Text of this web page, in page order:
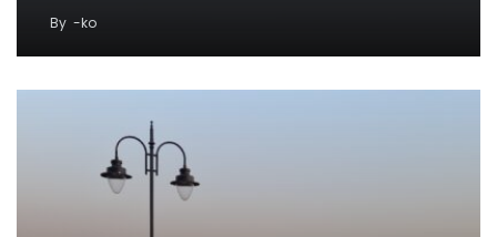
By -ko